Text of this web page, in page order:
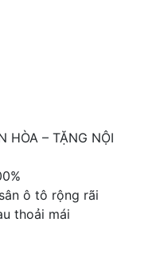
HÒA – TẶNG NỘI
ô tô rộng rãi
thoải mái